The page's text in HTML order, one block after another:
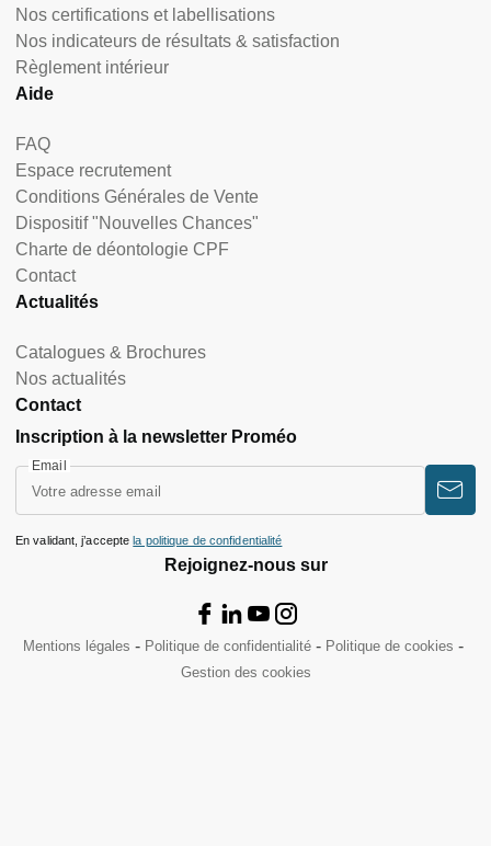
Nos certifications et labellisations
Nos indicateurs de résultats & satisfaction
Règlement intérieur
Aide
FAQ
Espace recrutement
Conditions Générales de Vente
Dispositif "Nouvelles Chances"
Charte de déontologie CPF
Contact
Actualités
Catalogues & Brochures
Nos actualités
Contact
Rejoignez-nous sur
Inscription à la newsletter Proméo
Email
En validant, j’accepte la politique de confidentialité
Mentions légales Politique de confidentialité
Politique de cookies
Gestion des cookies